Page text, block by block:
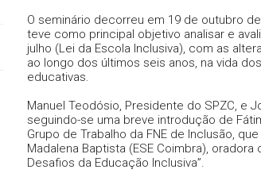
O seminário decorreu em 19 de outubro
teve como principal objetivo analisar e
julho (Lei da Escola Inclusiva), com as
ao longo dos últimos seis anos, na vida
educativas.
Manuel Teodósio, Presidente do SPZC, e
seguindo-se uma breve introdução de
Grupo de Trabalho da FNE de Inclusão,
Madalena Baptista (ESE Coimbra),
Desafios da Educação Inclusiva”.